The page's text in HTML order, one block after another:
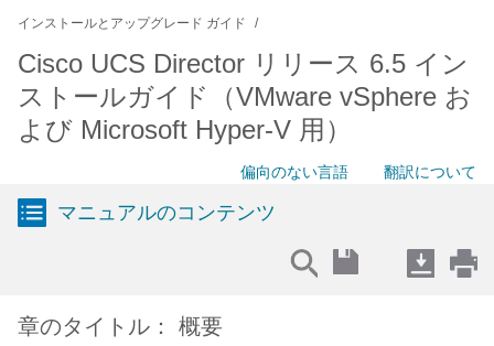
インストールとアップグレード ガイド
Cisco UCS Director リリース 6.5 イン
ストールガイド（VMware vSphere お
よび Microsoft Hyper-V 用）
偏向のない言語 翻訳について
マニュアルのコンテンツ
章のタイトル： 概要